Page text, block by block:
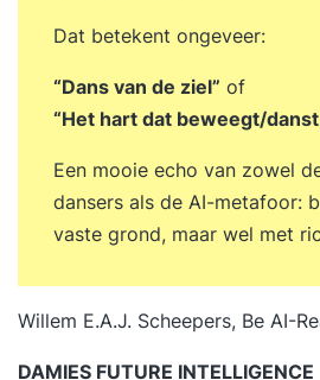
Dat betekent ongeveer:
“Dans van de ziel” of
“Het hart dat beweegt/
Een mooie echo van zowel
dansers als de AI-metafoor:
vaste grond, maar wel met
Willem E.A.J. Scheepers, Be AI-
DAMIES FUTURE INTELLIGENCE